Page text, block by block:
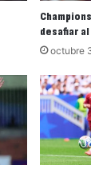
desafiar
octubre